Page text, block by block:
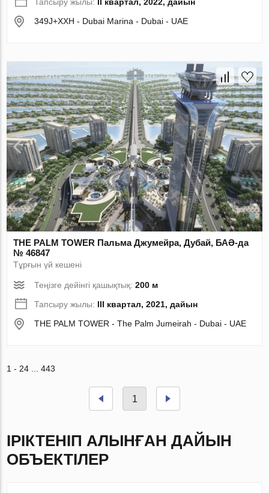
349J+XXH - Dubai Marina - Dubai - UAE
THE PALM TOWER Пальма Джумейра, Дубай, БАӘ-да
№ 46847
Тұрғын үй кешені
Теңізге дейінгі қашықтық:200 м
Тапсыру жылы: III квартал, 2021, дайын
THE PALM TOWER - The Palm Jumeirah - Dubai - UAE
1 - 24 ... 443
1
ІРІКТЕНІП АЛЫНҒАН ДАЙЫН
ОБЪЕКТІЛЕР